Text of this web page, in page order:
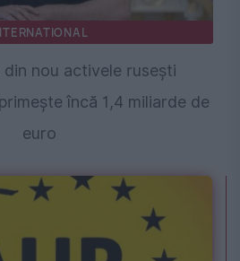
nou activele rusești
încă 1,4 miliarde de
euro